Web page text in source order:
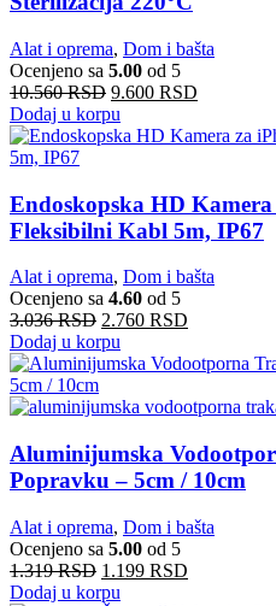
Alat i oprema, Dom i bašta
Ocenjeno sa 5.00 od 5
10.560RSD 9.600 RSD
Dodaj u korpu
Endoskopska HD
Fleksibilni Kabl 5m, IP67
Alat i oprema, Dom i bašta
Ocenjeno sa 4.60 od 5
3.036RSD 2.760 RSD
Dodaj u korpu
Aluminijumska
Popravku – 5cm / 10cm
Alat i oprema, Dom i bašta
Ocenjeno sa 5.00 od 5
1.319RSD 1.199 RSD
Dodaj u korpu